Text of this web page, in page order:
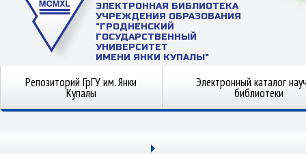
ЭЛЕКТРОННАЯ БИБЛИОТЕКА
УЧРЕЖДЕНИЯ ОБРАЗОВАНИЯ
"ГРОДНЕНСКИЙ
ГОСУДАРСТВЕННЫЙ
УНИВЕРСИТЕТ
ИМЕНИ ЯНКИ КУПАЛЫ"
Репозиторий ГрГУ им. Янки
Купалы
Электронный каталог
библиотеки